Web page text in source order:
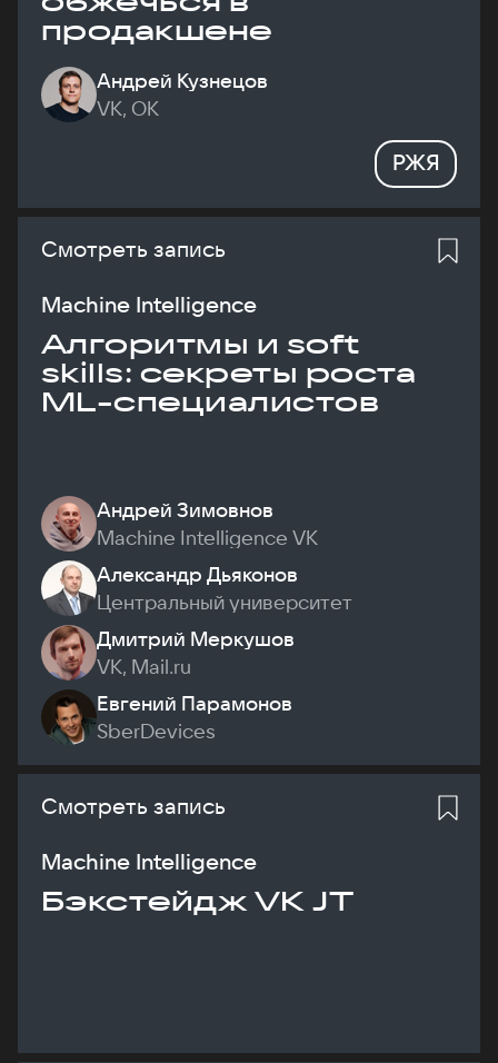
продакшене
Андрей Кузнецов
VK, ОК
РЖЯ
Смотреть запись
Machine Intelligence
Алгоритмы и soft
skills: секреты роста
ML-специалистов
Андрей Зимовнов
Machine Intelligence VK
Александр Дьяконов
Центральный университет
Дмитрий Меркушов
VK, Mail.ru
Евгений Парамонов
SberDevices
Смотреть запись
Machine Intelligence
Бэкстейдж VK JT